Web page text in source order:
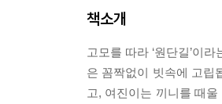
책소개
고모를 따라 ‘원단길’이
은 꼼짝없이 빗속에 고립
고, 여진이는 끼니를 때